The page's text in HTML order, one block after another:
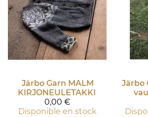
Järbo Garn MALM
KIRJONEULETAKKI
0,00 €
Disponible en stock
Järbo